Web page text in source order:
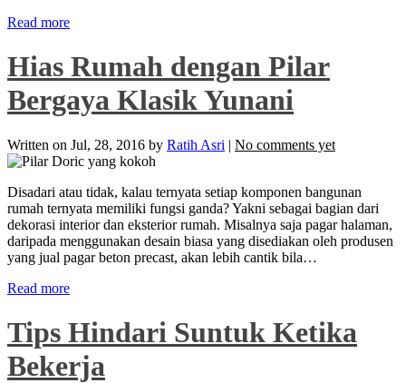
Read more
Hias Rumah dengan Pilar
Bergaya Klasik Yunani
Written on Jul, 28, 2016 by Ratih Asri | No comments yet
Disadari atau tidak, kalau ternyata setiap komponen bangunan
rumah ternyata memiliki fungsi ganda? Yakni sebagai bagian dari
dekorasi interior dan eksterior rumah. Misalnya saja pagar halaman,
daripada menggunakan desain biasa yang disediakan oleh produsen
yang jual pagar beton precast, akan lebih cantik bila…
Read more
Tips Hindari Suntuk Ketika
Bekerja